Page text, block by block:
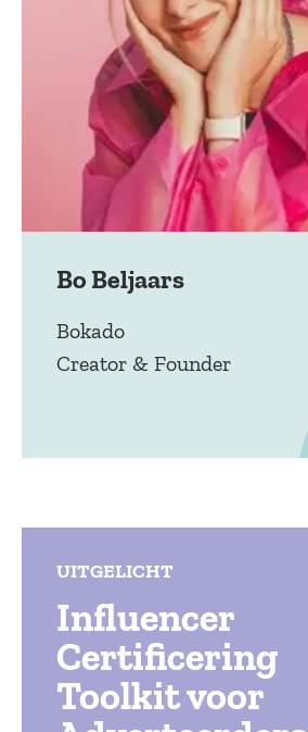
Bo Beljaars
Bokado
Creator & Founder
UITGELICHT
Influencer
Certificering
Toolkit voor